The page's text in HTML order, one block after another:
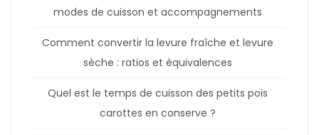
modes de cuisson et accompagnements
Comment convertir la levure fraîche et levure
sèche : ratios et équivalences
Quel est le temps de cuisson des petits pois
carottes en conserve ?